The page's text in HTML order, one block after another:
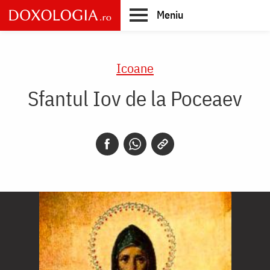
Skip
to
main
Meniu
Icoane
Sfantul Iov de la Poceaev